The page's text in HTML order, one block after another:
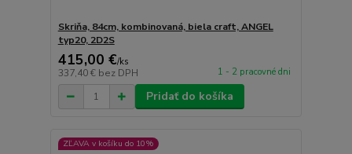
Skriňa, 84cm, kombinovaná, biela craft, ANGEL
typ20, 2D2S
415,00 €/ks
337,40 € bez DPH 1 - 2 pracovné dni
Pridať do košíka
ZĽAVA v košíku do 10%